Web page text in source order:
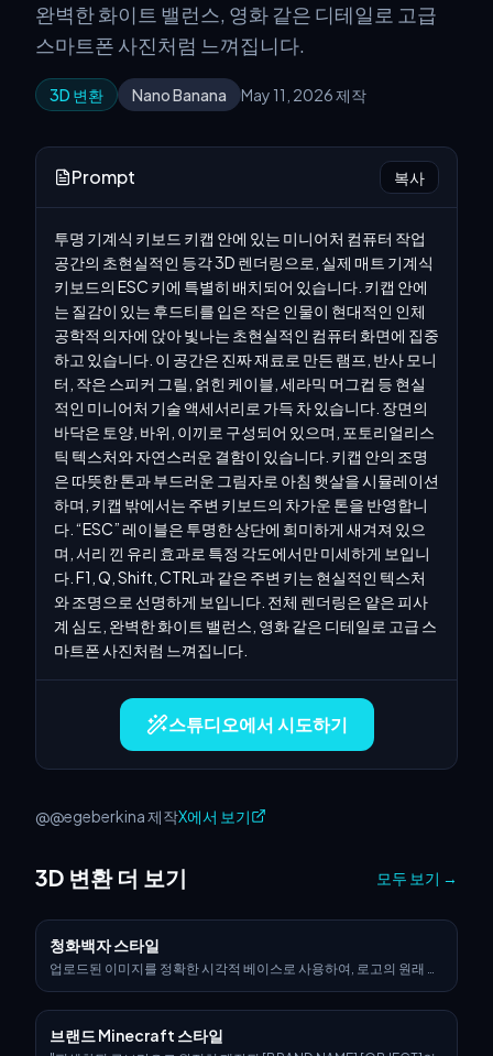
완벽한 화이트 밸런스, 영화 같은 디테일로 고급
스마트폰 사진처럼 느껴집니다.
3D 변환 Nano Banana May 11, 2026 제작
Prompt 복사
투명 기계식 키보드 키캡 안에 있는 미니어처 컴퓨터 작업
공간의 초현실적인 등각 3D 렌더링으로, 실제 매트 기계식
키보드의 ESC 키에 특별히 배치되어 있습니다. 키캡 안에
는 질감이 있는 후드티를 입은 작은 인물이 현대적인 인체
공학적 의자에 앉아 빛나는 초현실적인 컴퓨터 화면에 집중
하고 있습니다. 이 공간은 진짜 재료로 만든 램프, 반사 모니
터, 작은 스피커 그릴, 얽힌 케이블, 세라믹 머그컵 등 현실
적인 미니어처 기술 액세서리로 가득 차 있습니다. 장면의
바닥은 토양, 바위, 이끼로 구성되어 있으며, 포토리얼리스
틱 텍스처와 자연스러운 결함이 있습니다. 키캡 안의 조명
은 따뜻한 톤과 부드러운 그림자로 아침 햇살을 시뮬레이션
하며, 키캡 밖에서는 주변 키보드의 차가운 톤을 반영합니
다. “ESC” 레이블은 투명한 상단에 희미하게 새겨져 있으
며, 서리 낀 유리 효과로 특정 각도에서만 미세하게 보입니
다. F1, Q, Shift, CTRL과 같은 주변 키는 현실적인 텍스처
와 조명으로 선명하게 보입니다. 전체 렌더링은 얕은 피사
계 심도, 완벽한 화이트 밸런스, 영화 같은 디테일로 고급 스
마트폰 사진처럼 느껴집니다.
스튜디오에서 시도하기
@@egeberkina 제작X에서 보기
3D 변환 더 보기 모두 보기 →
청화백자 스타일
업로드된 이미지를 정확한 시각적 베이스로 사용하여, 로고의 원래 형
로럴 모티프를 오버레이한 전통 Ottoman Iznik 도자기 텍스처를 적
브랜드 Minecraft 스타일